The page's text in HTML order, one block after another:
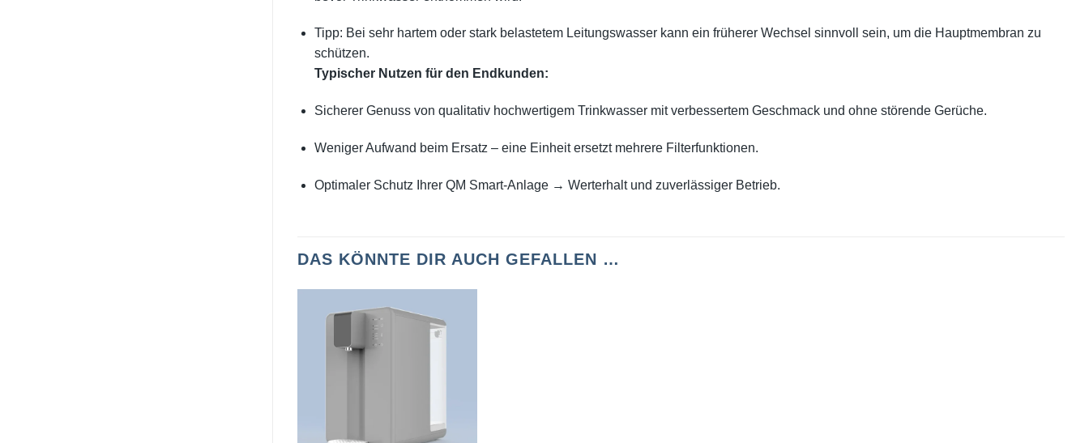
Tipp: Bei sehr hartem oder stark belastetem Leitungswasser kann ein früherer Wechsel sinnvoll sein, um die Hauptmembran zu
schützen.
Typischer Nutzen für den End­kunden:
Sicherer Genuss von qualitativ hochwertigem Trinkwasser mit verbessertem Geschmack und ohne störende Gerüche.
Weniger Aufwand beim Ersatz – eine Einheit ersetzt mehrere Filterfunktionen.
Optimaler Schutz Ihrer QM Smart-Anlage → Werterhalt und zuverlässiger Betrieb.
DAS KÖNNTE DIR AUCH GEFALLEN …